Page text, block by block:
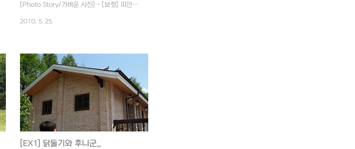
[Photo Story/가벼운 사진] - [보정] 피안교
신에 먼지가 쌓이고 문이 자물쇠로 잠겨 있는
걸로 봐서 그냥 컨셉인가봅니다. ^^;;; . . . 산사
엔 봄꽃이 아직입니다. . . . 쉿!! . . . 竹 . . . 천
은사 옆으로 흐르는 계곡입니다. . . . 빗속의 출
사 나름대로 운치있네요. 같이 간 조카녀석은
심심해 죽으려고 했지만 말이죠. ^^;; 그나저나
산은 가을에 찾아야 제맛인데 매번 이 맘때..
2010. 5. 25.
[EX1] 닭둘기와 후니군,,,